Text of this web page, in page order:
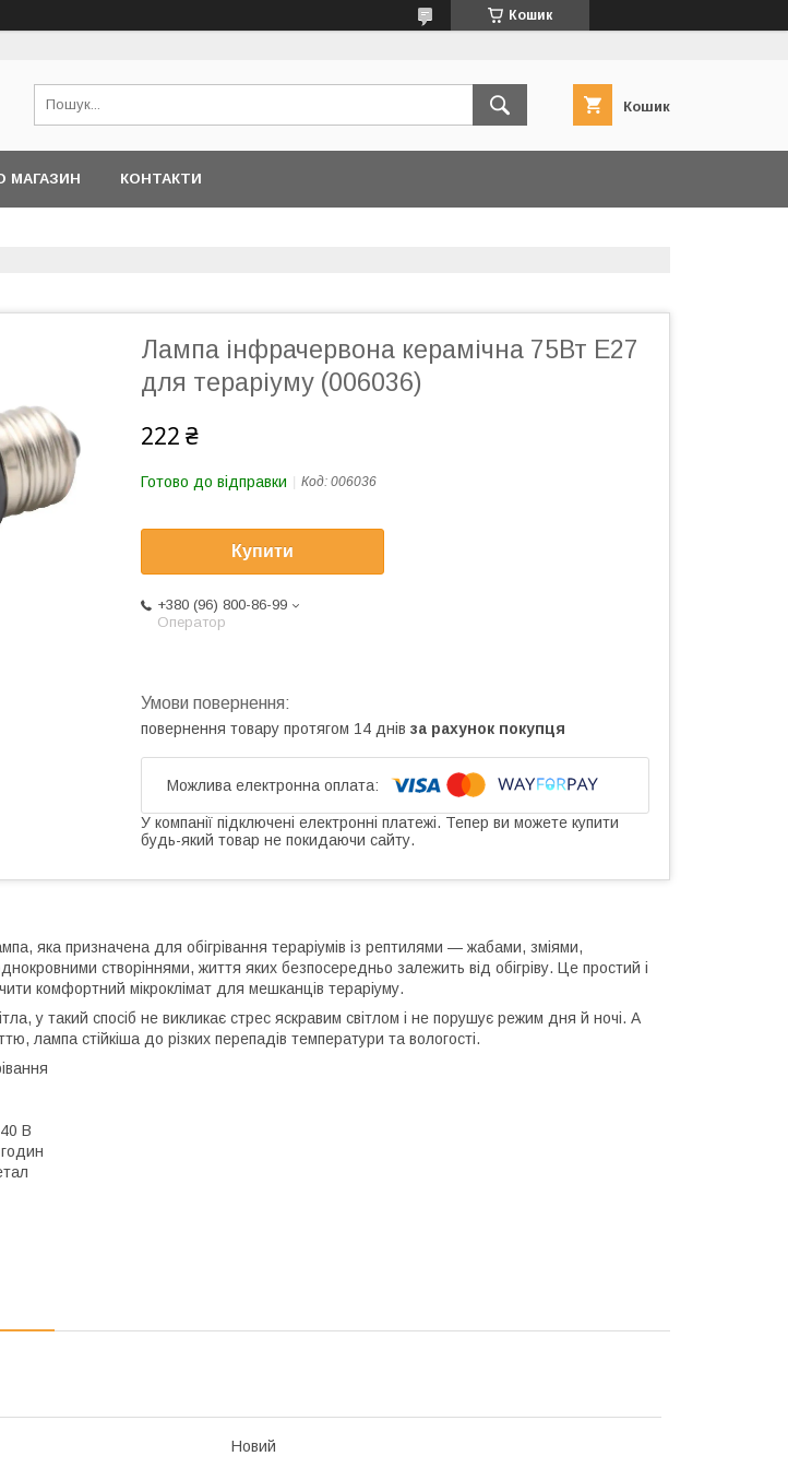
Кошик
Кошик
МАГАЗИН КОНТАКТИ
Лампа інфрачервона керамічна 75Вт Е27
для тераріуму (006036)
222 ₴
Готово до відправки Код: 006036
Купити
+380 (96) 800-86-99
Оператор
повернення товару протягом 14 днів за рахунок покупця
У компанії підключені електронні платежі. Тепер ви можете купити
будь-який товар не покидаючи сайту.
яка призначена для обігрівання тераріумів із рептилями — жабами, зміями,
створіннями, життя яких безпосередньо залежить від обігріву. Це простий і
комфортний мікроклімат для мешканців тераріуму.
у такий спосіб не викликає стрес яскравим світлом і не порушує режим дня й ночі. А
лампа стійкіша до різких перепадів температури та вологості.
В
Новий